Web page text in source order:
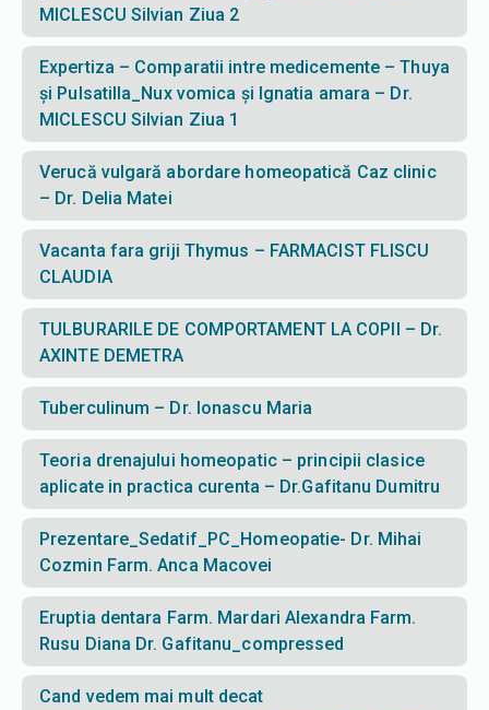
MICLESCU Silvian Ziua 2
Expertiza – Comparatii intre medicemente – Thuya
și Pulsatilla_Nux vomica și Ignatia amara – Dr.
MICLESCU Silvian Ziua 1
Verucă vulgară abordare homeopatică Caz clinic
– Dr. Delia Matei
Vacanta fara griji Thymus – FARMACIST FLISCU
CLAUDIA
TULBURARILE DE COMPORTAMENT LA COPII – Dr.
AXINTE DEMETRA
Tuberculinum – Dr. Ionascu Maria
Teoria drenajului homeopatic – principii clasice
aplicate in practica curenta – Dr.Gafitanu Dumitru
Prezentare_Sedatif_PC_Homeopatie- Dr. Mihai
Cozmin Farm. Anca Macovei
Eruptia dentara Farm. Mardari Alexandra Farm.
Rusu Diana Dr. Gafitanu_compressed
Cand vedem mai mult decat